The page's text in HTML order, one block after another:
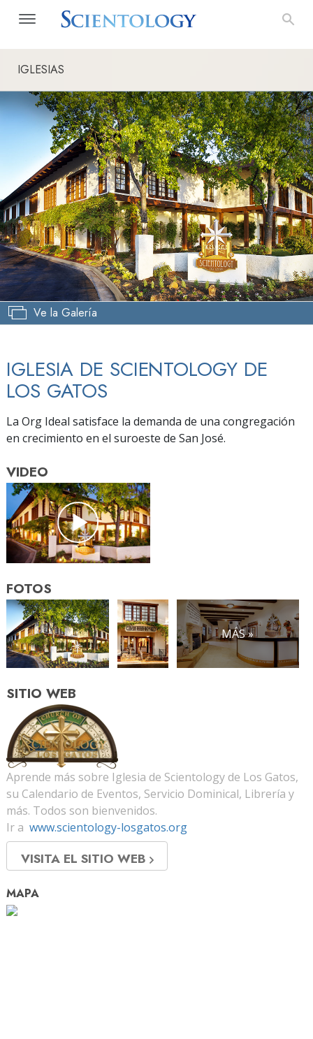
IGLESIAS
Ve la Galería
IGLESIA DE SCIENTOLOGY DE
LOS GATOS
La Org Ideal satisface la demanda de una congregación
en crecimiento en el suroeste de San José.
VIDEO
FOTOS
MÁS »
SITIO WEB
Aprende más sobre Iglesia de Scientology de Los Gatos,
su Calendario de Eventos, Servicio Dominical, Librería y
más. Todos son bienvenidos.
Ir a www.scientology-losgatos.org
VISITA EL SITIO WEB
MAPA